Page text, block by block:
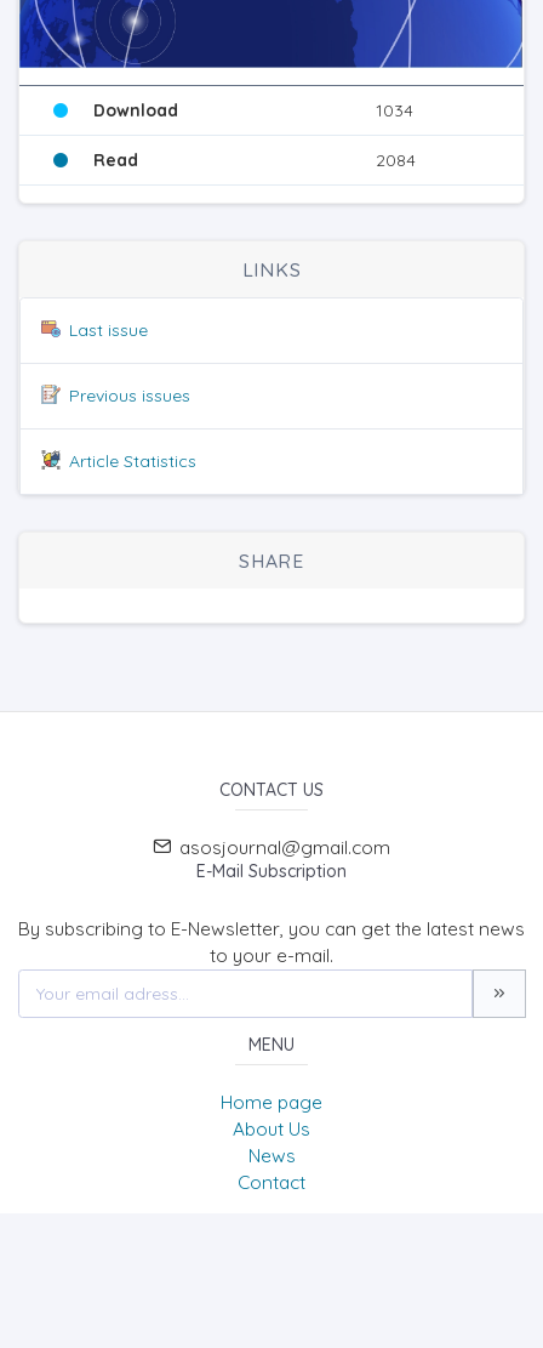
Download 1034
Read 2084
LINKS
Last issue
Previous issues
Article Statistics
SHARE
CONTACT US
asosjournal@gmail.com
E-Mail Subscription
By subscribing to E-Newsletter, you can get the latest news
to your e-mail.
MENU
Home page
About Us
News
Contact